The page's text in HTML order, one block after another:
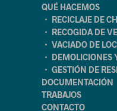
QUÉ HACEMOS
・ RECICLAJE DE
・ RECOGIDA DE
・ VACIADO DE
・ DEMOLICIONES
・ GESTIÓN DE
DOCUMENTACIÓN
TRABAJOS
CONTACTO